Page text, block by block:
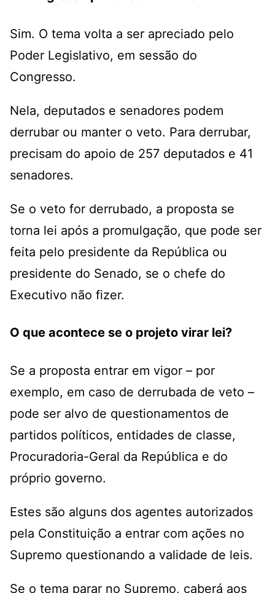
Sim. O tema volta a ser apreciado pelo
Poder Legislativo, em sessão do
Congresso.
Nela, deputados e senadores podem
derrubar ou manter o veto. Para derrubar,
precisam do apoio de 257 deputados e 41
senadores.
Se o veto for derrubado, a proposta se
torna lei após a promulgação, que pode ser
feita pelo presidente da República ou
presidente do Senado, se o chefe do
Executivo não fizer.
O que acontece se o projeto virar lei?
Se a proposta entrar em vigor – por
exemplo, em caso de derrubada de veto –
pode ser alvo de questionamentos de
partidos políticos, entidades de classe,
Procuradoria-Geral da República e do
próprio governo.
Estes são alguns dos agentes autorizados
pela Constituição a entrar com ações no
Supremo questionando a validade de leis.
Se o tema parar no Supremo, caberá aos